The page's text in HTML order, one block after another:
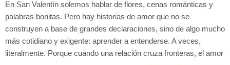
En San Valentín solemos hablar de flores, cenas románticas y
palabras bonitas. Pero hay historias de amor que no se
construyen a base de grandes declaraciones, sino de algo mucho
más cotidiano y exigente: aprender a entenderse. A veces,
literalmente. Porque cuando una relación cruza fronteras, el amor